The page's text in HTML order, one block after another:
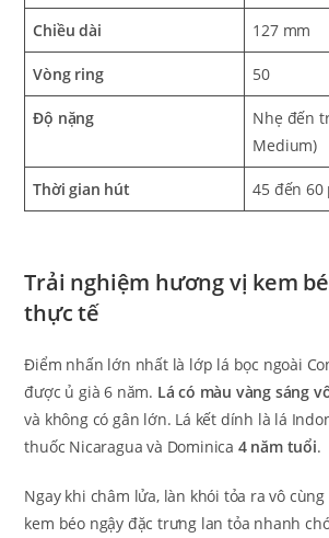
Chiều dài 127 mm
Vòng ring 50
Độ nặng
Nhẹ đến
Medium)
Thời gian hút 45 đến
Trải nghiệm hương vị kem
thực tế
Điểm nhấn lớn nhất là lớp lá bọc ngoài
được ủ già 6 năm. Lá có màu vàng sáng
và không có gân lớn. Lá kết dính là lá
thuốc Nicaragua và Dominica 4 năm tuổi.
Ngay khi châm lửa, làn khói tỏa ra vô
kem béo ngậy đặc trưng lan tỏa nhanh